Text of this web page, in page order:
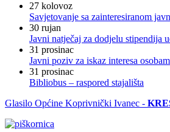
27 kolovoz
Savjetovanje sa zainteresiranom
30 rujan
Javni natječaj za dodjelu stipendija
31 prosinac
Javni poziv za iskaz interesa
31 prosinac
Bibliobus – raspored stajališta
Glasilo Općine Koprivnički Ivanec -